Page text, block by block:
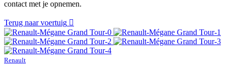
contact met je opnemen.
Terug naar voertuig
Renault